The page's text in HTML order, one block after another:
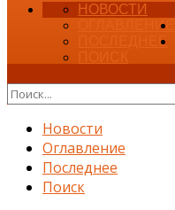
НОВОСТИ
ОГЛАВЛЕНИЕ
ПОСЛЕДНЕЕ
Новости
Оглавление
Последнее
Поиск